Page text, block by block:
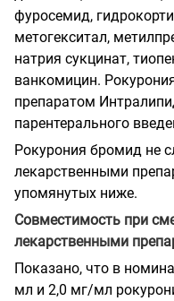
фуросемид,
метогекситал,
натрия сукцинат,
ванкомицин.
препаратом
парентерального
Рокурония бромид не
лекарственными
упомянутых ниже.
Совместимость при
лекарственными
Показано, что в
мл и 2,0 мг/мл